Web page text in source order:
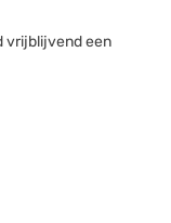
vrijblijvend een